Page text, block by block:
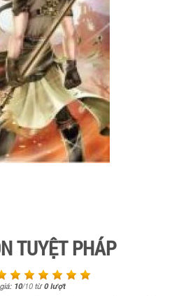
TUYỆT PHÁP
10/10từ0lượt